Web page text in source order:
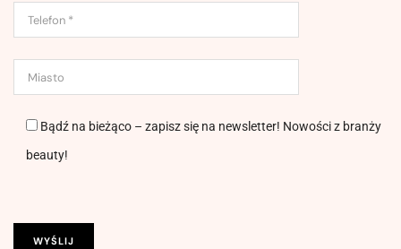
Bądź na bieżąco – zapisz się na newsletter! Nowości z branży
beauty!